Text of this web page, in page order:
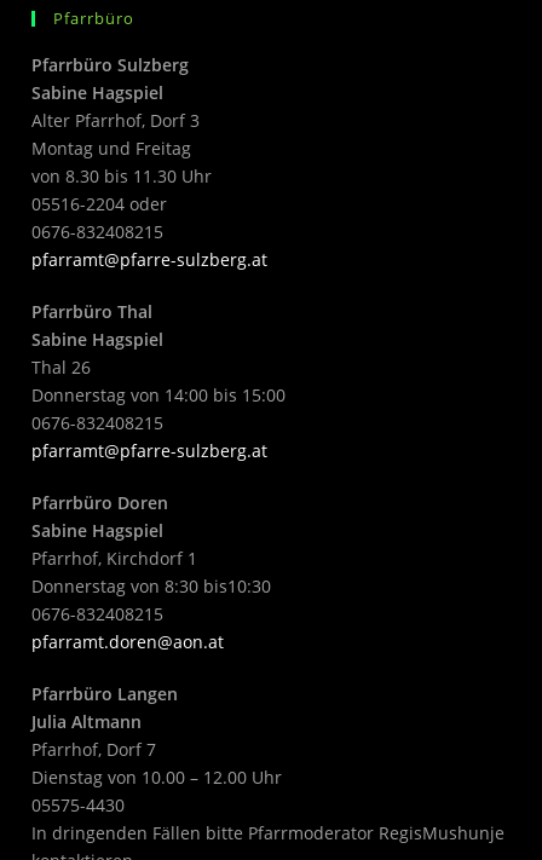
Pfarrbüro
Pfarrbüro Sulzberg
Sabine Hagspiel
Alter Pfarrhof, Dorf 3
Montag und Freitag
von 8.30 bis 11.30 Uhr
05516-2204 oder
0676-832408215
pfarramt@pfarre-sulzberg.at
Pfarrbüro Thal
Sabine Hagspiel
Thal 26
Donnerstag von 14:00 bis 15:00
0676-832408215
pfarramt@pfarre-sulzberg.at
Pfarrbüro Doren
Sabine Hagspiel
Pfarrhof, Kirchdorf 1
Donnerstag von 8:30 bis10:30
0676-832408215
pfarramt.doren@aon.at
Pfarrbüro Langen
Julia Altmann
Pfarrhof, Dorf 7
Dienstag von 10.00 – 12.00 Uhr
05575-4430
In dringenden Fällen bitte Pfarrmoderator RegisMushunje